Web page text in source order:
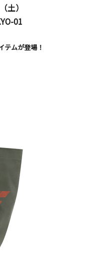
土）
01
テムが登場！